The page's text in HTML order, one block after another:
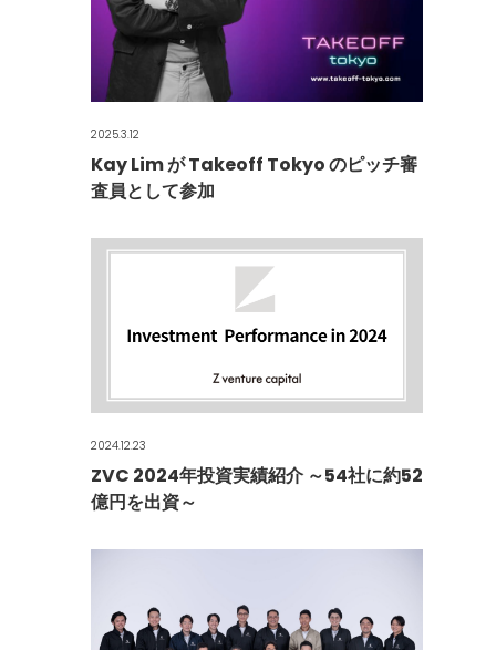
2025.3.12
Kay Lim が Takeoff Tokyo のピッチ審
査員として参加
2024.12.23
ZVC 2024年投資実績紹介 ～54社に約52
億円を出資～